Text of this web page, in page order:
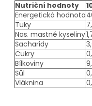
Nutriční hodnoty
Energetická hodnota
Tuky
Nas. mastné kyseliny
Sacharidy
Cukry
Bílkoviny
Sůl
Vláknina